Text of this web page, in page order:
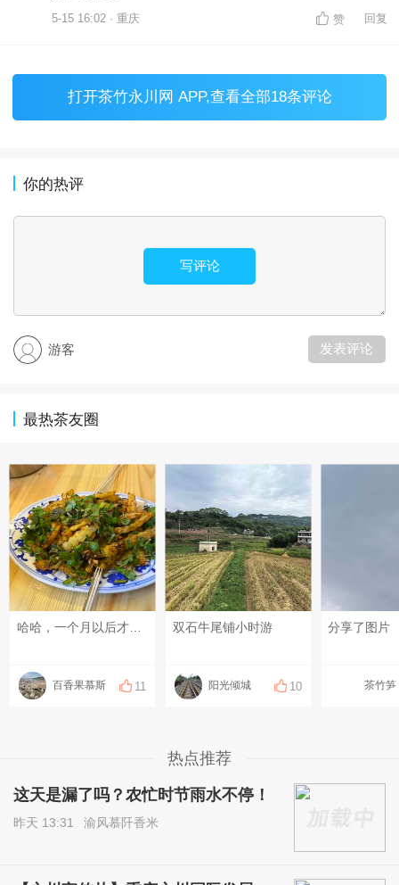
5-15 16:02 · 重庆 赞 回复
打开茶竹永川网 APP,查看全部18条评论
你的热评
写评论
游客 发表评论
最热茶友圈
哈哈，一个月以后才吃的辣椒是真香啊，香得很
百香果慕斯 11
双石牛尾铺小时游
阳光倾城 10
分享了图片
茶竹笋
热点推荐
这天是漏了吗？农忙时节雨水不停！
昨天 13:31 渝风慕阡香米